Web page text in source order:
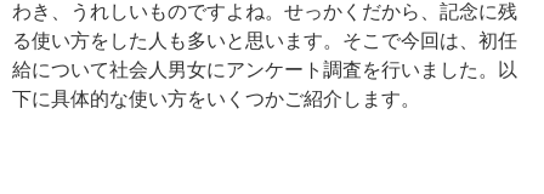
わき、うれしいものですよね。せっかくだから、記念に残
る使い方をした人も多いと思います。そこで今回は、初任
給について社会人男女にアンケート調査を行いました。以
下に具体的な使い方をいくつかご紹介します。